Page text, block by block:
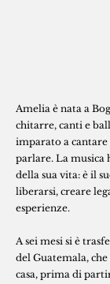
Amelia è nata a
chitarre, canti e
imparato a
parlare. La musica
della sua vita: è il
liberarsi, creare
esperienze.
A sei mesi si è
del Guatemala, che
casa, prima di